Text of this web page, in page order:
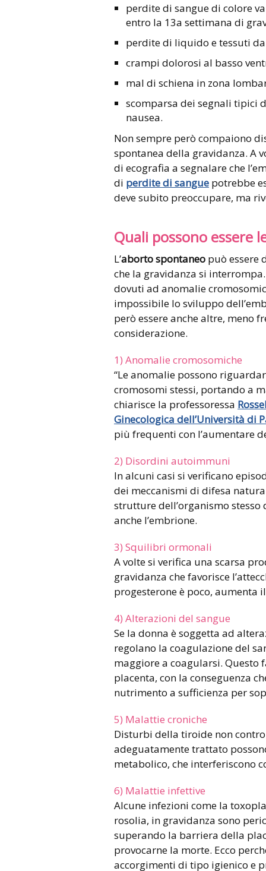
perdite di sangue di colore
entro la 13a settimana di
perdite di liquido e tessuti
crampi dolorosi al basso
mal di schiena in zona
scomparsa dei segnali tipici
nausea.
Non sempre però compaiono
spontanea della gravidanza. A
di ecografia a segnalare che
di perdite di sangue potrebbe
deve subito preoccupare, ma
Quali possono essere
L’aborto spontaneo può essere
che la gravidanza si
dovuti ad anomalie
impossibile lo sviluppo
però essere anche altre, meno
considerazione.
1) Anomalie cromosomiche
“Le anomalie possono
cromosomi stessi, portando a
chiarisce la professoressa
Ginecologica dell’Università di
più frequenti con l’aumentare
2) Disordini autoimmuni
In alcuni casi si verificano
dei meccanismi di difesa
strutture dell’organismo
anche l’embrione.
3) Squilibri ormonali
A volte si verifica una scarsa
gravidanza che favorisce
progesterone è poco, aumenta
4) Alterazioni del sangue
Se la donna è soggetta ad
regolano la coagulazione del
maggiore a coagularsi.
placenta, con la conseguenza
nutrimento a sufficienza per
5) Malattie croniche
Disturbi della tiroide non
adeguatamente trattato
metabolico, che interferiscono
6) Malattie infettive
Alcune infezioni come la
rosolia, in gravidanza sono
superando la barriera della
provocarne la morte. Ecco
accorgimenti di tipo igienico e